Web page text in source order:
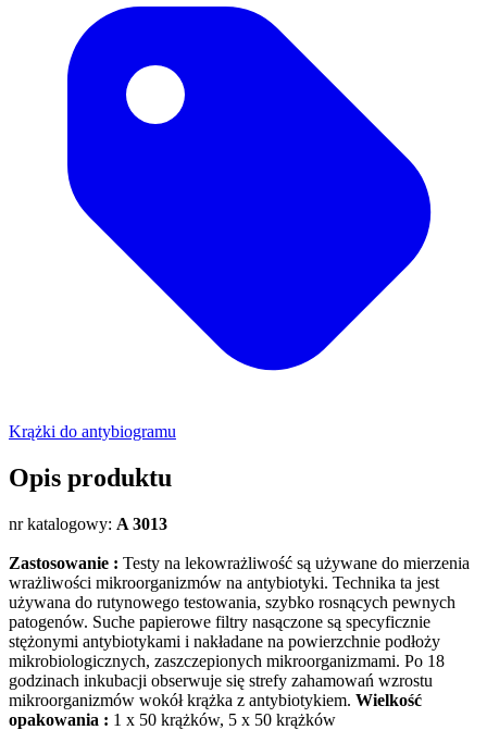
Krążki do antybiogramu
Opis produktu
nr katalogowy: A 3013
Zastosowanie : Testy na lekowrażliwość są używane do mierzenia
wrażliwości mikroorganizmów na antybiotyki. Technika ta jest
używana do rutynowego testowania, szybko rosnących pewnych
patogenów. Suche papierowe filtry nasączone są specyficznie
stężonymi antybiotykami i nakładane na powierzchnie podłoży
mikrobiologicznych, zaszczepionych mikroorganizmami. Po 18
godzinach inkubacji obserwuje się strefy zahamowań wzrostu
mikroorganizmów wokół krążka z antybiotykiem. Wielkość
opakowania : 1 x 50 krążków, 5 x 50 krążków